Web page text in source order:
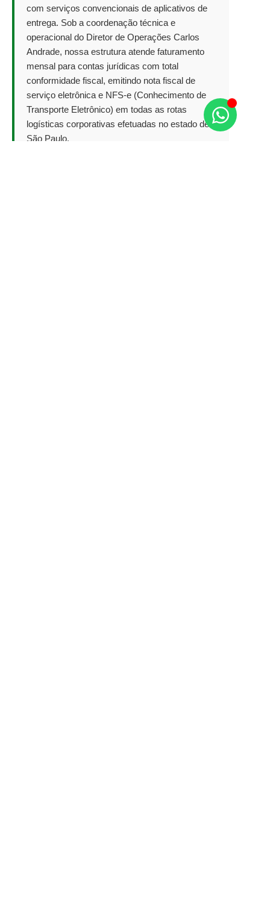
com serviços convencionais de aplicativos de
entrega. Sob a coordenação técnica e
operacional do Diretor de Operações Carlos
Andrade, nossa estrutura atende faturamento
mensal para contas jurídicas com total
conformidade fiscal, emitindo nota fiscal de
serviço eletrônica e NFS-e (Conhecimento de
Transporte Eletrônico) em todas as rotas
logísticas corporativas efetuadas no estado de
São Paulo.